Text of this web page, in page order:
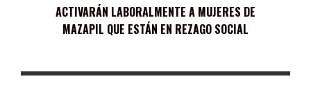
ACTIVARÁN LABORALMENTE A MUJERES DE
MAZAPIL QUE ESTÁN EN REZAGO SOCIAL